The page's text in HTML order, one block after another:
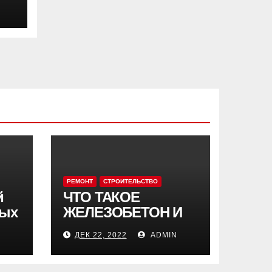
РЕМОНТ СТРОИТЕЛЬСТВО
ЧТО ТАКОЕ
ЖЕЛЕЗОБЕТОН И
КАК ЕГО
ИСПОЛЬЗОВАТЬ?
ДЕК 22, 2022 ADMIN